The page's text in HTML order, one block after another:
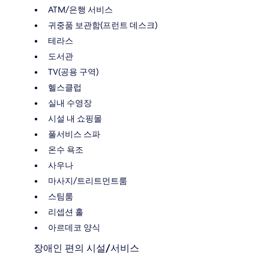
ATM/은행 서비스
귀중품 보관함(프런트 데스크)
테라스
도서관
TV(공용 구역)
헬스클럽
실내 수영장
시설 내 쇼핑몰
풀서비스 스파
온수 욕조
사우나
마사지/트리트먼트룸
스팀룸
리셉션 홀
아르데코 양식
장애인 편의 시설/서비스